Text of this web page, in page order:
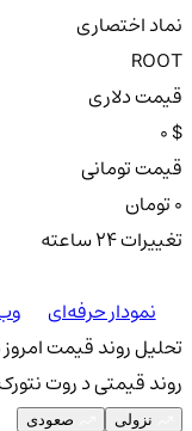
نماد اختصاری
ROOT
قیمت دلاری
0 $
قیمت تومانی
تغییرات ۲۴ ساعته
نمودار حرفه‌ای
تحلیل روند قیمت امروز
روند قیمتی د روت
نزولی صعودی